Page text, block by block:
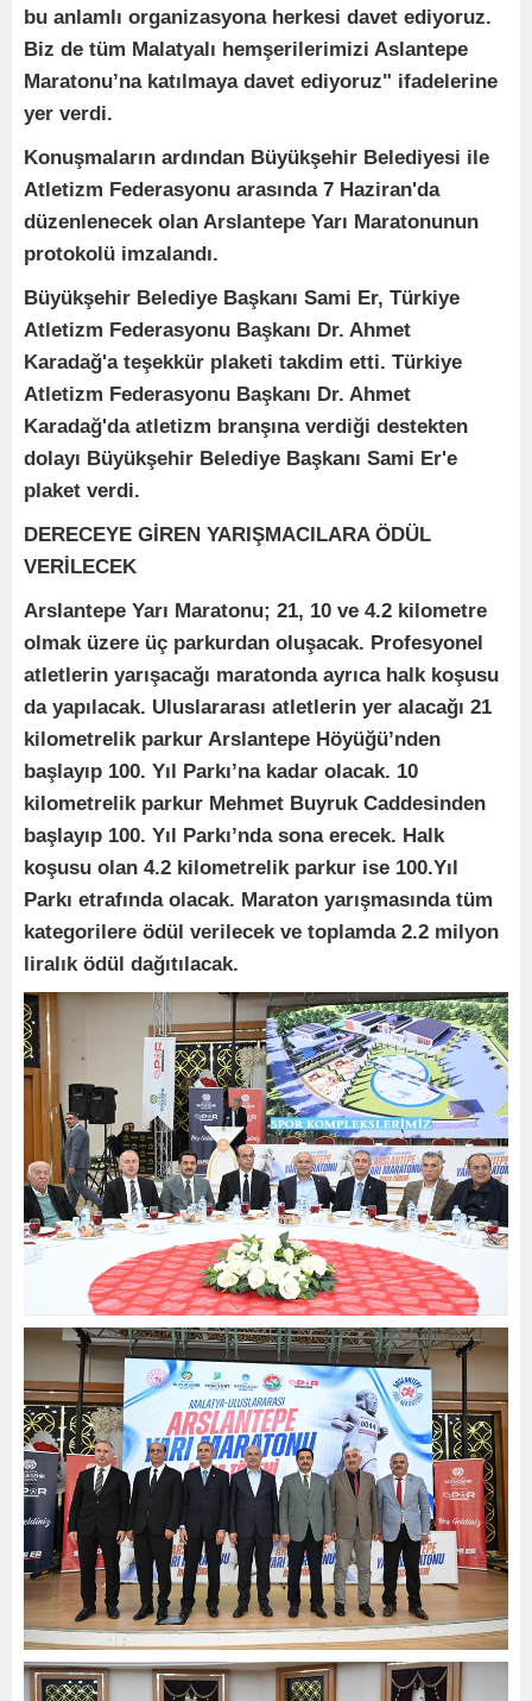
bu anlamlı organizasyona herkesi davet ediyoruz.
Biz de tüm Malatyalı hemşerilerimizi Aslantepe
Maratonu’na katılmaya davet ediyoruz" ifadelerine
yer verdi.
Konuşmaların ardından Büyükşehir Belediyesi ile
Atletizm Federasyonu arasında 7 Haziran'da
düzenlenecek olan Arslantepe Yarı Maratonunun
protokolü imzalandı.
Büyükşehir Belediye Başkanı Sami Er, Türkiye
Atletizm Federasyonu Başkanı Dr. Ahmet
Karadağ'a teşekkür plaketi takdim etti. Türkiye
Atletizm Federasyonu Başkanı Dr. Ahmet
Karadağ'da atletizm branşına verdiği destekten
dolayı Büyükşehir Belediye Başkanı Sami Er'e
plaket verdi.
DERECEYE GİREN YARIŞMACILARA ÖDÜL
VERİLECEK
Arslantepe Yarı Maratonu; 21, 10 ve 4.2 kilometre
olmak üzere üç parkurdan oluşacak. Profesyonel
atletlerin yarışacağı maratonda ayrıca halk koşusu
da yapılacak. Uluslararası atletlerin yer alacağı 21
kilometrelik parkur Arslantepe Höyüğü’nden
başlayıp 100. Yıl Parkı’na kadar olacak. 10
kilometrelik parkur Mehmet Buyruk Caddesinden
başlayıp 100. Yıl Parkı’nda sona erecek. Halk
koşusu olan 4.2 kilometrelik parkur ise 100.Yıl
Parkı etrafında olacak. Maraton yarışmasında tüm
kategorilere ödül verilecek ve toplamda 2.2 milyon
liralık ödül dağıtılacak.